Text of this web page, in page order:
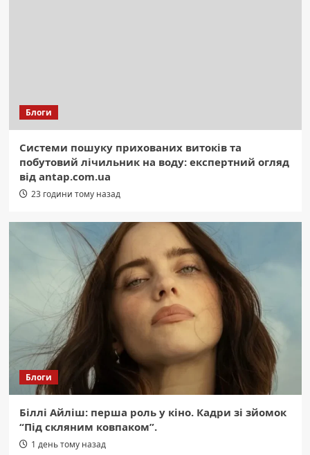
Блоги
Системи пошуку прихованих витоків та
побутовий лічильник на воду: експертний огляд
від antap.com.ua
23 години тому назад
Блоги
Біллі Айліш: перша роль у кіно. Кадри зі зйомок
“Під скляним ковпаком”.
1 день тому назад